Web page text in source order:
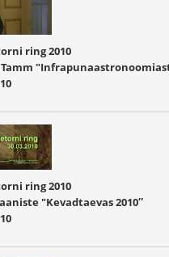
ring 2010
ring 2010
"Kevadtaevas 2010″